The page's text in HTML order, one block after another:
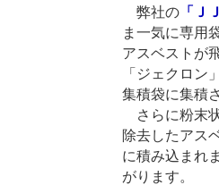
弊社の 「Ｊ
ま一気に専用
アスベストが
「ジェクロン
集積袋に集積
さらに粉末
除去したアス
に積み込まれ
がります。